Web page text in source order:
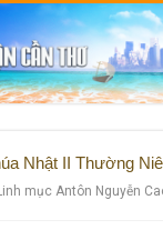
Nhật II Thường
mục Antôn Nguyễn